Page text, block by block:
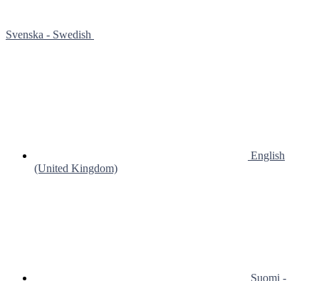
Svenska - Swedish
English
(United Kingdom)
Suomi -